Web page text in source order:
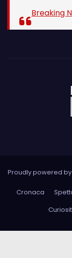
Breaking
Proudly powered
Cronaca